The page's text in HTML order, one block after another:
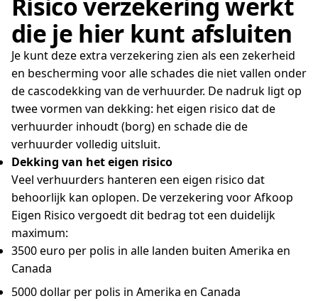
die je hier kunt afsluiten
Je kunt deze extra verzekering zien als een zekerheid
en bescherming voor alle schades die niet vallen onder
de cascodekking van de verhuurder. De nadruk ligt op
twee vormen van dekking: het eigen risico dat de
verhuurder inhoudt (borg) en schade die de
verhuurder volledig uitsluit.
Dekking van het eigen risico
Veel verhuurders hanteren een eigen risico dat
behoorlijk kan oplopen. De verzekering voor Afkoop
Eigen Risico vergoedt dit bedrag tot een duidelijk
maximum:
3500 euro per polis in alle landen buiten Amerika en
Canada
5000 dollar per polis in Amerika en Canada